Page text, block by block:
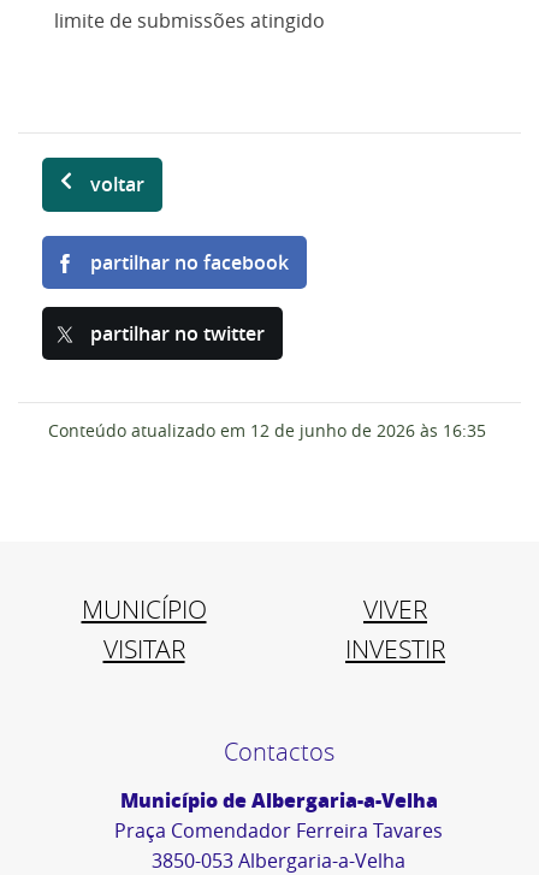
limite de submissões atingido
voltar
partilhar no facebook
partilhar no twitter
Conteúdo atualizado em 12 de junho de 2026 às 16:35
MUNICÍPIO
VIVER
VISITAR
INVESTIR
Contactos
Município de Albergaria-a-Velha
Praça Comendador Ferreira Tavares
3850-053 Albergaria-a-Velha